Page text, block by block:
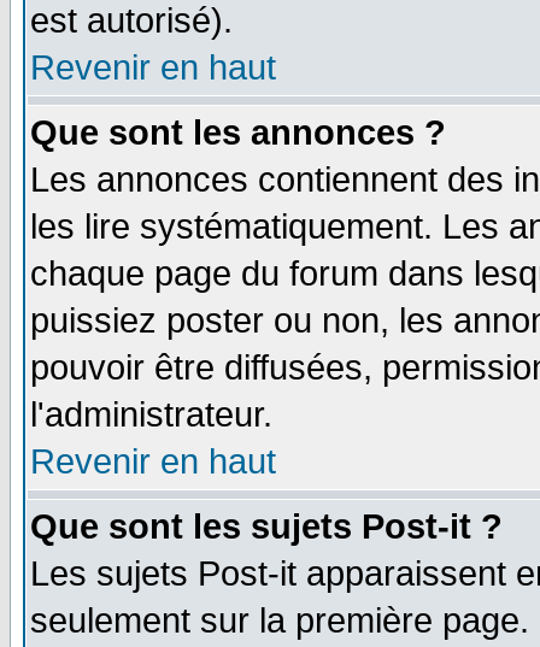
est autorisé).
Revenir en haut
Que sont les annonces ?
Les annonces contiennent des
les lire systématiquement. Les
chaque page du forum dans
puissiez poster ou non, les
pouvoir être diffusées,
l'administrateur.
Revenir en haut
Que sont les sujets Post-it ?
Les sujets Post-it apparaissent
seulement sur la première